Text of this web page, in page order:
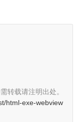
转载请注明出处。
html-exe-webview